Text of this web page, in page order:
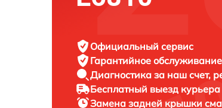
Официальный сервис
Гарантийное обслуживание
Диагностика за наш счет,
Бесплатный выезд курьера
Замена задней крышки